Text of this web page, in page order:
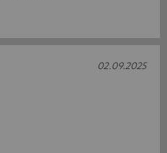
02.09.2025